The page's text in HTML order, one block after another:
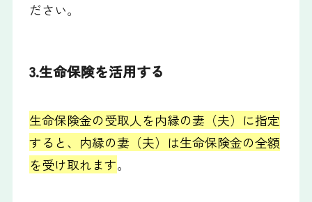
ださい。
3.生命保険を活用する
生命保険金の受取人を内縁の妻（夫）に指定
すると、内縁の妻（夫）は生命保険金の全額
を受け取れます。